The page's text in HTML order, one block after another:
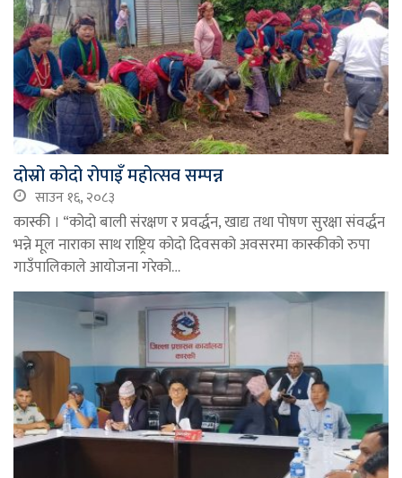
दोस्रो कोदो रोपाइँ महोत्सव सम्पन्न
साउन १६, २०८३
कास्की । “कोदो बाली संरक्षण र प्रवर्द्धन, खाद्य तथा पोषण सुरक्षा संवर्द्धन
भन्ने मूल नाराका साथ राष्ट्रिय कोदो दिवसको अवसरमा कास्कीको रुपा
गाउँपालिकाले आयोजना गरेको…